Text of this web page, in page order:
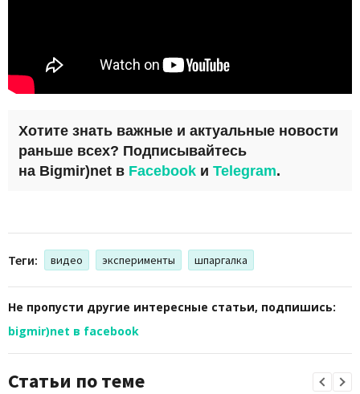
Хотите знать важные и актуальные новости
раньше всех? Подписывайтесь
на Bigmir)net в Facebook и Telegram.
Теги: видео эксперименты шпаргалка
Не пропусти другие интересные статьи, подпишись:
bigmir)net в facebook
Статьи по теме